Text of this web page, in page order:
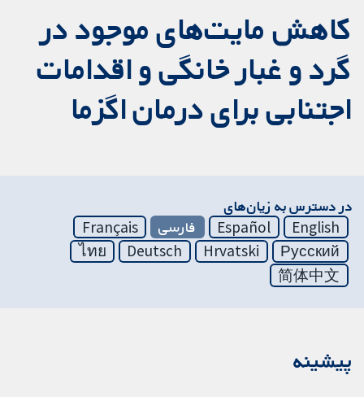
کاهش مایت‌های موجود در
گرد و غبار خانگی و اقدامات
اجتنابی برای درمان اگزما
در دسترس به زیان‌های
English
Español فارسی
Français
Русский
Hrvatski
Deutsch
ไทย
简体中文
پیشینه